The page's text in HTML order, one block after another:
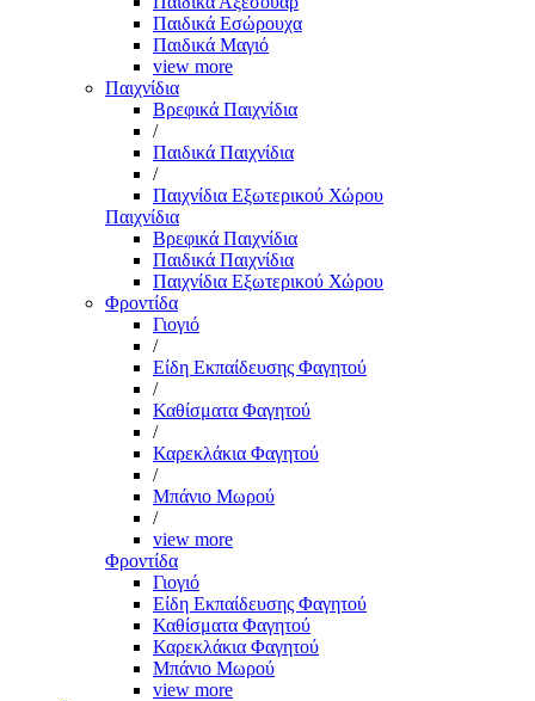
Παιδικά Εσώρουχα
Παιδικά Μαγιό
view more
Παιχνίδια
Βρεφικά Παιχνίδια
/
Παιδικά Παιχνίδια
/
Παιχνίδια Εξωτερικού Χώρου
Παιχνίδια
Βρεφικά Παιχνίδια
Παιδικά Παιχνίδια
Παιχνίδια Εξωτερικού Χώρου
Φροντίδα
Γιογιό
/
Είδη Εκπαίδευσης Φαγητού
/
Καθίσματα Φαγητού
/
Καρεκλάκια Φαγητού
/
Μπάνιο Μωρού
/
view more
Φροντίδα
Γιογιό
Είδη Εκπαίδευσης Φαγητού
Καθίσματα Φαγητού
Καρεκλάκια Φαγητού
Μπάνιο Μωρού
view more